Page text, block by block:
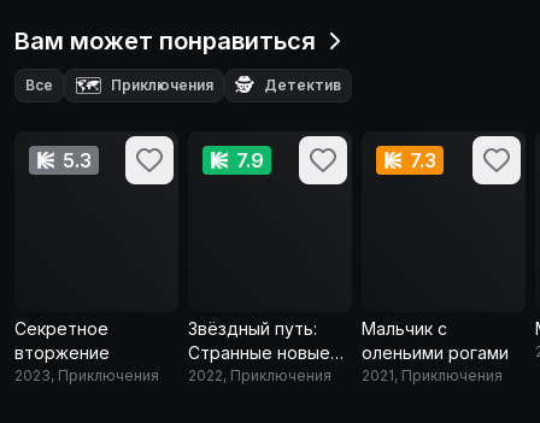
Вам может понравиться
Все 🗺️ Приключения 🕵️ Детектив
5.3
Секретное
вторжение
2023, Приключения
7.9
Звёздный путь:
Странные новые
миры
2022, Приключения
7.3
Мальчик с
оленьими рогами
2021, Приключения